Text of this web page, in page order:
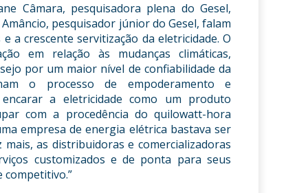
Câmara, pesquisadora plena do Gesel,
pesquisador júnior do Gesel, falam
a crescente servitização da eletricidade. O
em relação às mudanças climáticas,
por um maior nível de confiabilidade da
o processo de empoderamento e
a eletricidade como um produto
com a procedência do quilowatt-hora
empresa de energia elétrica bastava ser
as distribuidoras e comercializadoras
customizados e de ponta para seus
competitivo.”